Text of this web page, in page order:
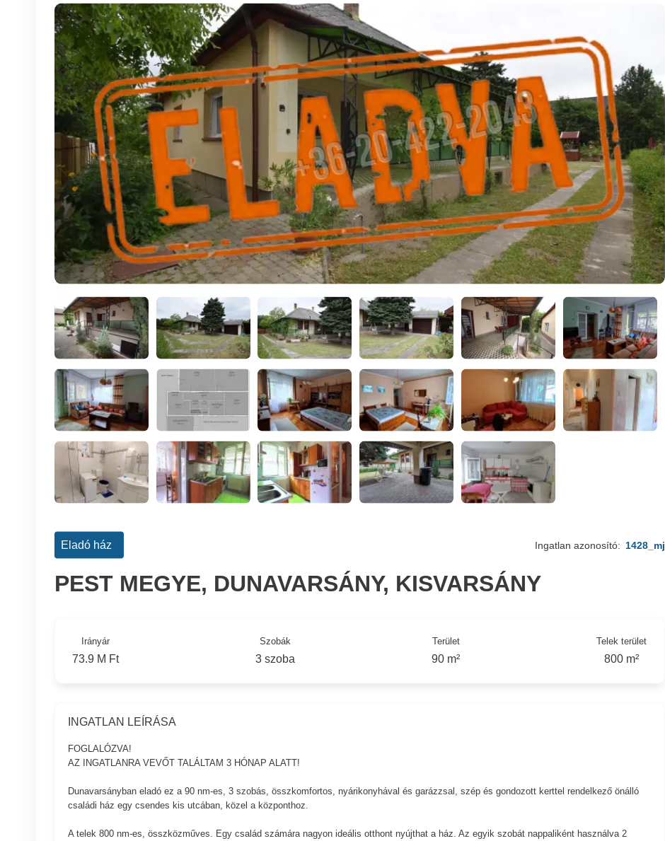
Eladó ház Ingatlan azonosító: 1428_mj
PEST MEGYE, DUNAVARSÁNY, KISVARSÁNY
Irányár
73.9 M Ft
Szobák
3 szoba
Terület
90 m²
Telek terület
800 m²
INGATLAN LEÍRÁSA
FOGLALÓZVA!
AZ INGATLANRA VEVŐT TALÁLTAM 3 HÓNAP ALATT!
Dunavarsányban eladó ez a 90 nm-es, 3 szobás, összkomfortos, nyárikonyhával és garázzsal, szép és gondozott kerttel rendelkező önálló
családi ház egy csendes kis utcában, közel a központhoz.
A telek 800 nm-es, összközműves. Egy család számára nagyon ideális otthont nyújthat a ház. Az egyik szobát nappaliként használva 2